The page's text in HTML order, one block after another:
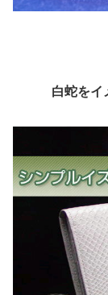
白蛇をイ